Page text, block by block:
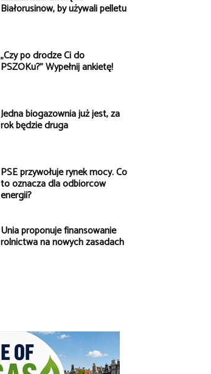
Białorusinów, by używali pelletu
„Czy po drodze Ci do
PSZOKu?” Wypełnij ankietę!
Jedna biogazownia już jest, za
rok będzie druga
PSE przywołuje rynek mocy. Co
to oznacza dla odbiorców
energii?
Unia proponuje finansowanie
rolnictwa na nowych zasadach